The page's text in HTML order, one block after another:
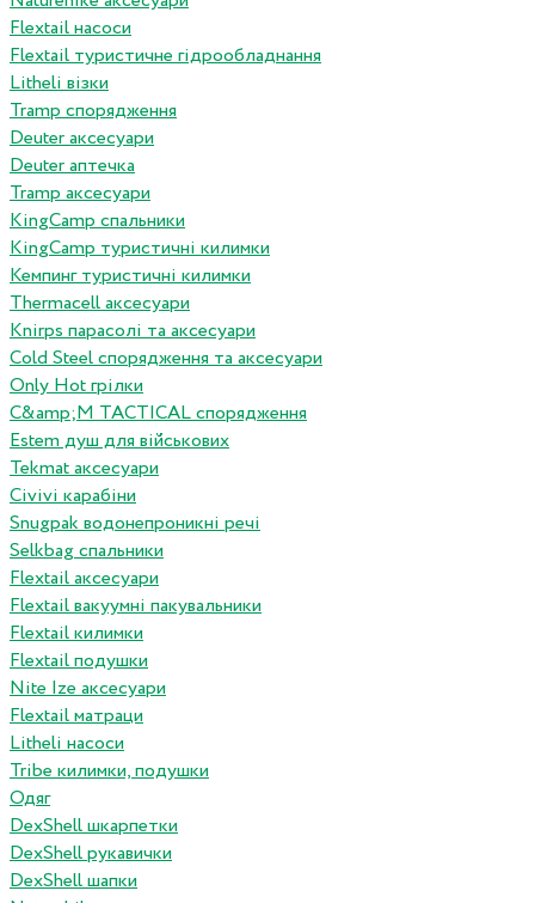
Flextail насоси
Flextail туристичне гідрообладнання
Litheli візки
Tramp спорядження
Deuter аксесуари
Deuter аптечка
Tramp аксесуари
KingCamp спальники
KingCamp туристичні килимки
Кемпинг туристичні килимки
Thermacell аксесуари
Knirps парасолі та аксесуари
Cold Steel спорядження та аксесуари
Only Hot грілки
C&amp;M TACTICAL спорядження
Estem душ для військових
Tekmat аксесуари
Сivivi карабіни
Snugpak водонепроникні речі
Selkbag спальники
Flextail аксесуари
Flextail вакуумні пакувальники
Flextail килимки
Flextail подушки
Nite Ize аксесуари
Flextail матраци
Litheli насоси
Tribe килимки, подушки
Одяг
DexShell шкарпетки
DexShell рукавички
DexShell шапки